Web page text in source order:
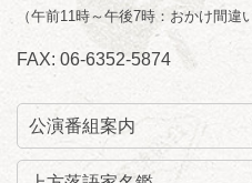
（午前11時～午後7時：おかけ
FAX: 06-6352-5874
公演番組案内